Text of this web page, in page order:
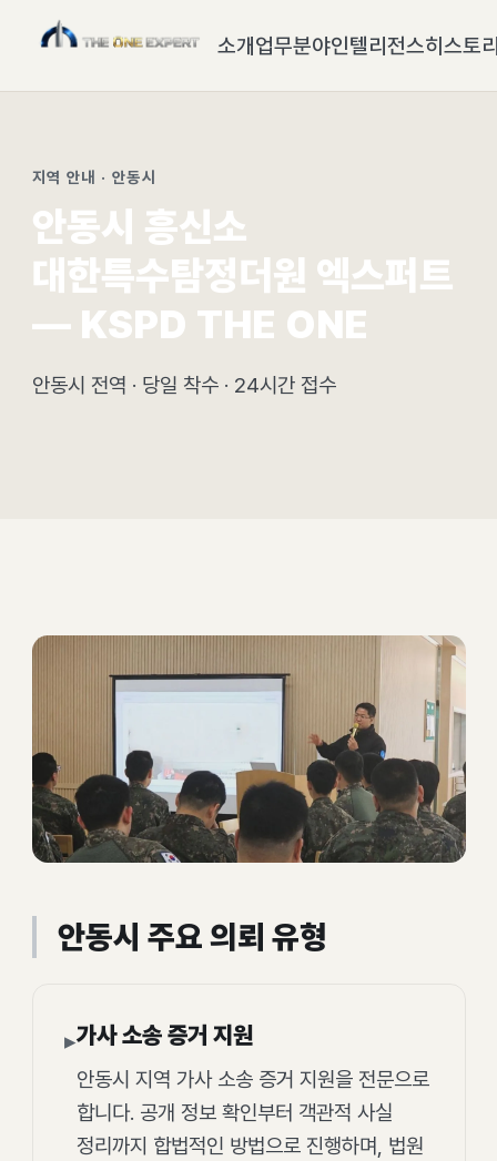
소개업무분야인텔리전스히스토
지역 안내 · 안동시
안동시 흥신소
대한특수탐정더원 엑스퍼트
— KSPD THE ONE
안동시 전역 · 당일 착수 · 24시간 접수
안동시 주요 의뢰 유형
▸가사 소송 증거 지원
안동시 지역 가사 소송 증거 지원을 전문으로
합니다. 공개 정보 확인부터 객관적 사실
정리까지 합법적인 방법으로 진행하며, 법원